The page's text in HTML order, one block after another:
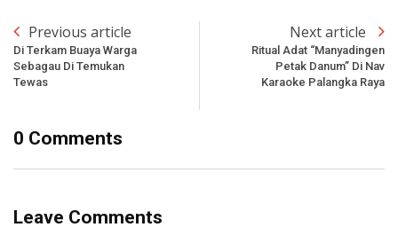
Previous article
Di Terkam Buaya Warga
Sebagau Di Temukan
Tewas
Next article
Ritual Adat “Manyadingen
Petak Danum” Di Nav
Karaoke Palangka Raya
0 Comments
Leave Comments